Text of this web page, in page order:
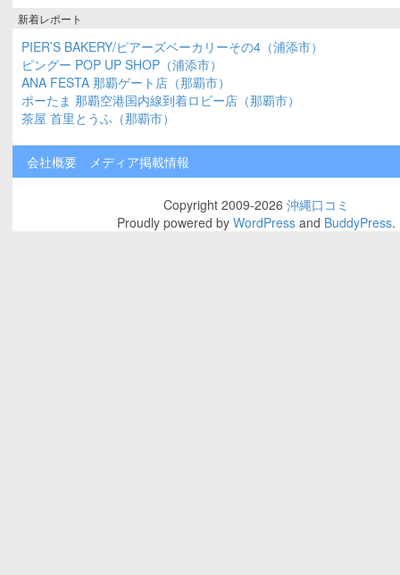
新着レポート
PIER’S BAKERY/ピアーズベーカリーその4（浦添市）
ピングー POP UP SHOP（浦添市）
ANA FESTA 那覇ゲート店（那覇市）
ポーたま 那覇空港国内線到着ロビー店（那覇市）
茶屋 首里とうふ（那覇市）
会社概要 メディア掲載情報
Copyright 2009-2026 沖縄口コミ
Proudly powered by WordPressand BuddyPress.